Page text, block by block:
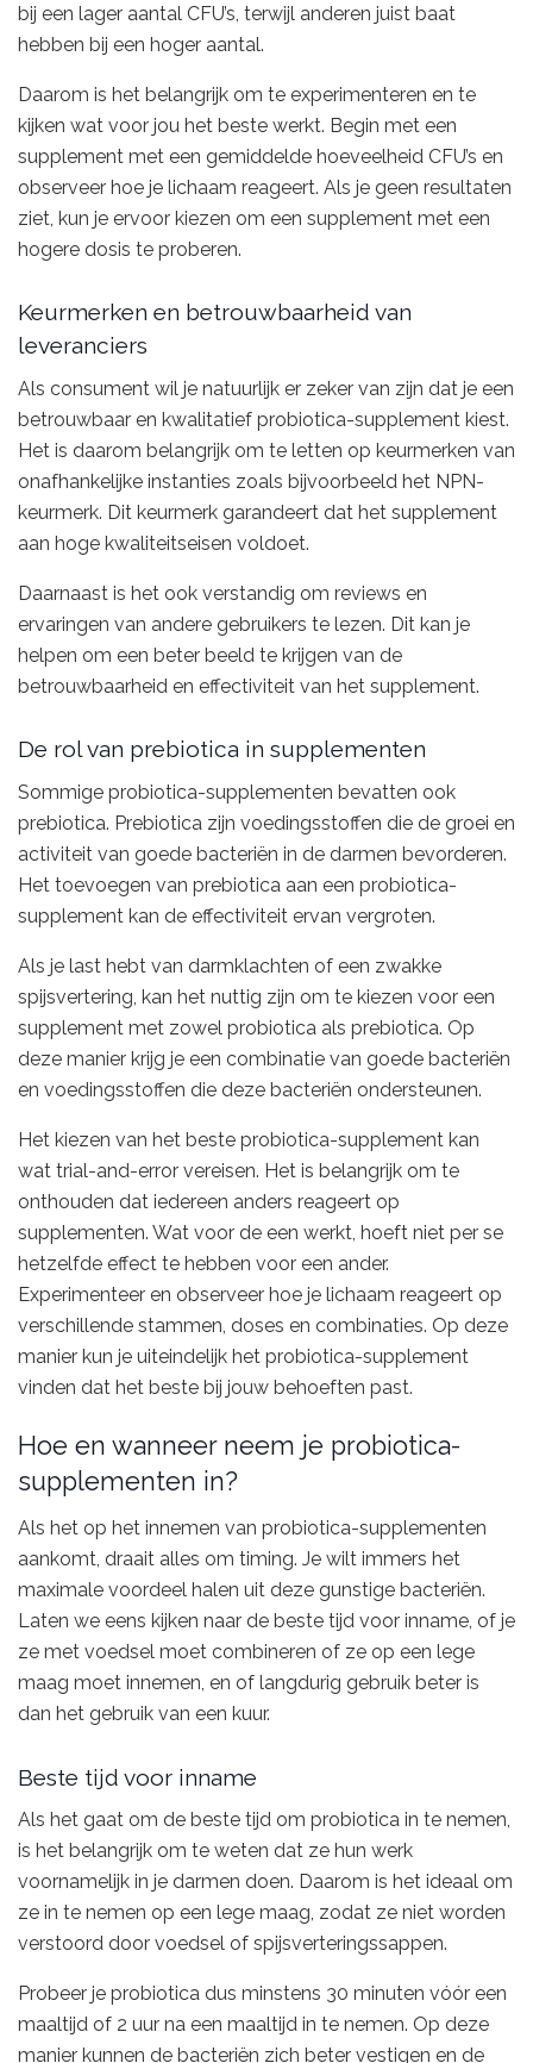
bij een lager aantal CFU’s, terwijl anderen juist baat
hebben bij een hoger aantal.
Daarom is het belangrijk om te experimenteren en te
kijken wat voor jou het beste werkt. Begin met een
supplement met een gemiddelde hoeveelheid CFU’s en
observeer hoe je lichaam reageert. Als je geen resultaten
ziet, kun je ervoor kiezen om een supplement met een
hogere dosis te proberen.
Keurmerken en betrouwbaarheid van
leveranciers
Als consument wil je natuurlijk er zeker van zijn dat je een
betrouwbaar en kwalitatief probiotica-supplement kiest.
Het is daarom belangrijk om te letten op keurmerken van
onafhankelijke instanties zoals bijvoorbeeld het NPN-
keurmerk. Dit keurmerk garandeert dat het supplement
aan hoge kwaliteitseisen voldoet.
Daarnaast is het ook verstandig om reviews en
ervaringen van andere gebruikers te lezen. Dit kan je
helpen om een beter beeld te krijgen van de
betrouwbaarheid en effectiviteit van het supplement.
De rol van prebiotica in supplementen
Sommige probiotica-supplementen bevatten ook
prebiotica. Prebiotica zijn voedingsstoffen die de groei en
activiteit van goede bacteriën in de darmen bevorderen.
Het toevoegen van prebiotica aan een probiotica-
supplement kan de effectiviteit ervan vergroten.
Als je last hebt van darmklachten of een zwakke
spijsvertering, kan het nuttig zijn om te kiezen voor een
supplement met zowel probiotica als prebiotica. Op
deze manier krijg je een combinatie van goede bacteriën
en voedingsstoffen die deze bacteriën ondersteunen.
Het kiezen van het beste probiotica-supplement kan
wat trial-and-error vereisen. Het is belangrijk om te
onthouden dat iedereen anders reageert op
supplementen. Wat voor de een werkt, hoeft niet per se
hetzelfde effect te hebben voor een ander.
Experimenteer en observeer hoe je lichaam reageert op
verschillende stammen, doses en combinaties. Op deze
manier kun je uiteindelijk het probiotica-supplement
vinden dat het beste bij jouw behoeften past.
Hoe en wanneer neem je probiotica-
supplementen in?
Als het op het innemen van probiotica-supplementen
aankomt, draait alles om timing. Je wilt immers het
maximale voordeel halen uit deze gunstige bacteriën.
Laten we eens kijken naar de beste tijd voor inname, of je
ze met voedsel moet combineren of ze op een lege
maag moet innemen, en of langdurig gebruik beter is
dan het gebruik van een kuur.
Beste tijd voor inname
Als het gaat om de beste tijd om probiotica in te nemen,
is het belangrijk om te weten dat ze hun werk
voornamelijk in je darmen doen. Daarom is het ideaal om
ze in te nemen op een lege maag, zodat ze niet worden
verstoord door voedsel of spijsverteringssappen.
Probeer je probiotica dus minstens 30 minuten vóór een
maaltijd of 2 uur na een maaltijd in te nemen. Op deze
manier kunnen de bacteriën zich beter vestigen en de